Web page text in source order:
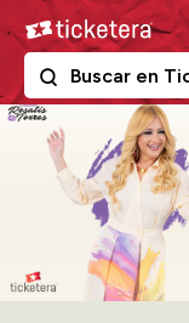
to
content
Accessibility
Buy
Tickets
Search
The following text